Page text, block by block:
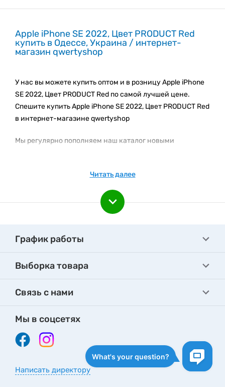
Apple iPhone SE 2022, Цвет PRODUCT Red
купить в Одессе, Украина / интернет-
магазин qwertyshop
У нас вы можете купить оптом и в розницу Apple iPhone
SE 2022, Цвет PRODUCT Red по самой лучшей цене.
Спешите купить Apple iPhone SE 2022, Цвет PRODUCT Red
в интернет-магазине qwertyshop
Мы регулярно пополняем наш каталог новыми
наших акционных предложениях и новинках.
Читать далее
График работы
Выборка товара
Связь с нами
Мы в соцсетях
Написать директору